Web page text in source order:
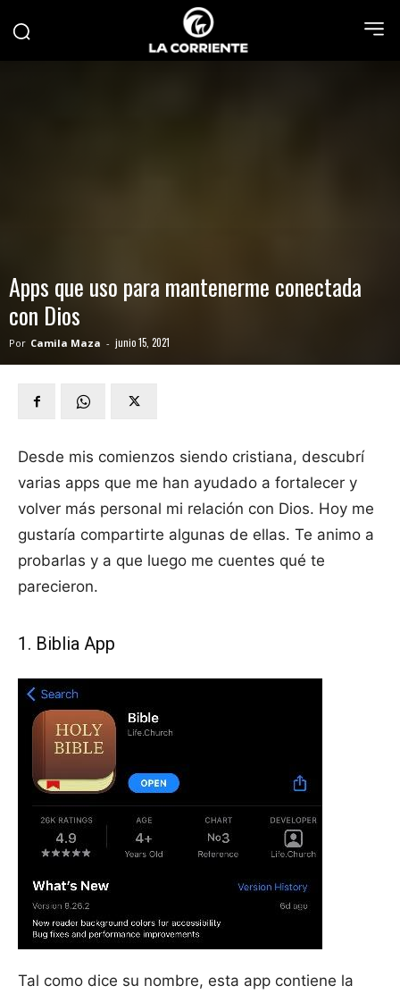
Apps que uso para mantenerme conectada
con Dios
Por Camila Maza - junio 15, 2021
Desde mis comienzos siendo cristiana, descubrí
varias apps que me han ayudado a fortalecer y
volver más personal mi relación con Dios. Hoy me
gustaría compartirte algunas de ellas. Te animo a
probarlas y a que luego me cuentes qué te
parecieron.
1. Biblia App
Tal como dice su nombre, esta app contiene la